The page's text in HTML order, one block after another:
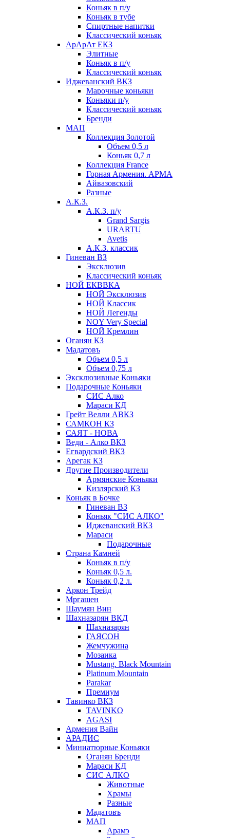
Коньяк в п/у
Коньяк в тубе
Спиртные напитки
Классический коньяк
АрАрАт ЕКЗ
Элитные
Коньяк в п/у
Классический коньяк
Иджеванский ВКЗ
Марочные коньяки
Коньяки п/у
Классический коньяк
Бренди
МАП
Коллекция Золотой
Объем 0,5 л
Коньяк 0,7 л
Коллекция France
Горная Армения. АРМА
Айвазовский
Разные
А.К.З.
А.К.З. п/у
Grand Sargis
URARTU
Avetis
А.К.З. классик
Гиневан ВЗ
Эксклюзив
Классический коньяк
НОЙ ЕКВВКА
НОЙ Эксклюзив
НОЙ Классик
НОЙ Легенды
NOY Very Speсial
НОЙ Кремлин
Оганян КЗ
Мадатовъ
Объем 0,5 л
Объем 0,75 л
Эксклюзивные Коньяки
Подарочные Коньяки
СИС Алко
Мараси КД
Грейт Велли АВКЗ
САМКОН КЗ
САЯТ - НОВА
Веди - Алко ВКЗ
Егвардский ВКЗ
Арегак КЗ
Другие Производители
Армянские Коньяки
Кизлярский КЗ
Коньяк в Бочке
Гиневан ВЗ
Коньяк "СИС АЛКО"
Иджеванский ВКЗ
Мараси
Подарочные
Страна Камней
Коньяк в п/у
Коньяк 0,5 л.
Коньяк 0,2 л.
Аркон Трейд
Мргашен
Шаумян Вин
Шахназарян ВКД
Шахназарян
ГАЯСОН
Жемчужина
Мозаика
Mustang. Black Mountain
Platinum Mountain
Parakar
Премиум
Тавинко ВКЗ
TAVINKO
AGASI
Армения Вайн
АРАДИС
Миниатюрные Коньяки
Оганян Бренди
Мараси КД
СИС АЛКО
Животные
Храмы
Разные
Мадатовъ
МАП
Арамэ